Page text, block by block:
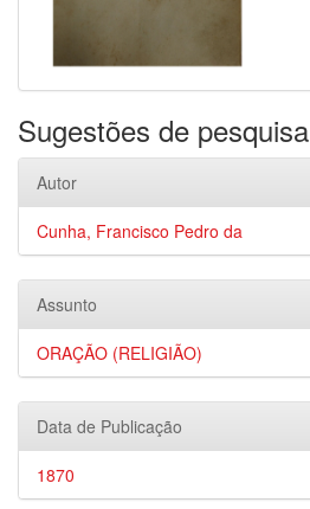
Sugestões de pesquisa
Autor
Cunha, Francisco Pedro da
Assunto
ORAÇÃO (RELIGIÃO)
Data de Publicação
1870